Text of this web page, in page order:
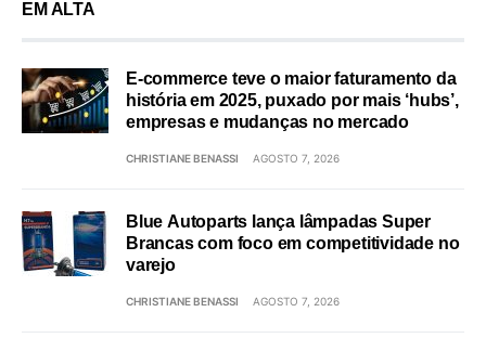
EM ALTA
E-commerce teve o maior faturamento da
história em 2025, puxado por mais ‘hubs’,
empresas e mudanças no mercado
CHRISTIANE BENASSI AGOSTO 7, 2026
Blue Autoparts lança lâmpadas Super
Brancas com foco em competitividade no
varejo
CHRISTIANE BENASSI AGOSTO 7, 2026